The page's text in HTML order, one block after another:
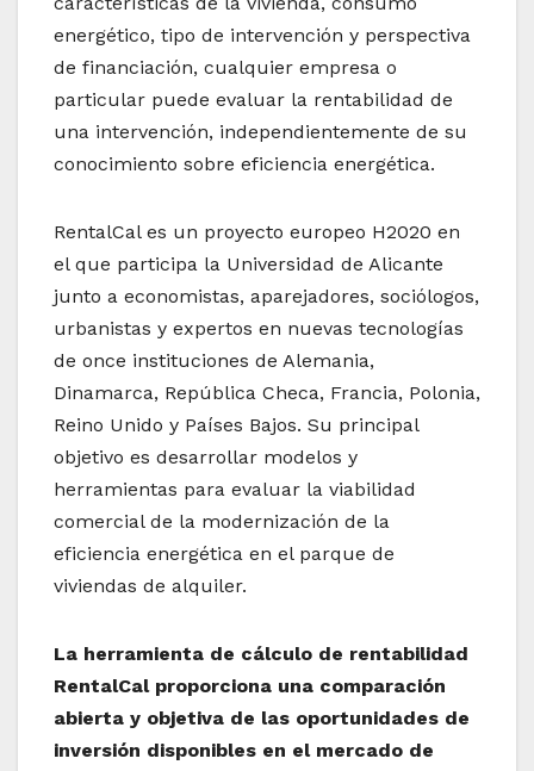
energético, tipo de intervención y perspectiva
de financiación, cualquier empresa o
particular puede evaluar la rentabilidad de
una intervención, independientemente de su
conocimiento sobre eficiencia energética.
RentalCal es un proyecto europeo H2020 en
el que participa la Universidad de Alicante
junto a economistas, aparejadores, sociólogos,
urbanistas y expertos en nuevas tecnologías
de once instituciones de Alemania,
Dinamarca, República Checa, Francia, Polonia,
Reino Unido y Países Bajos. Su principal
objetivo es desarrollar modelos y
herramientas para evaluar la viabilidad
comercial de la modernización de la
eficiencia energética en el parque de
viviendas de alquiler.
La herramienta de cálculo de rentabilidad
RentalCal proporciona una comparación
abierta y objetiva de las oportunidades de
inversión disponibles en el mercado de